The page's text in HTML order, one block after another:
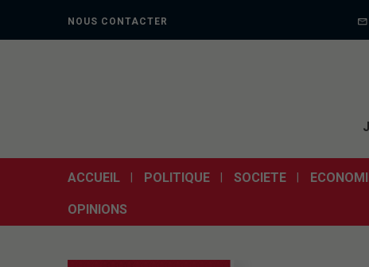
NOUS CONTACTER
ACCUEIL POLITIQUE SOCIETE
OPINIONS